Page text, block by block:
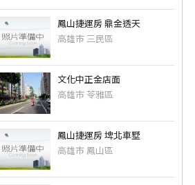
鳳山捷運房 鼎金透天
高雄市 三民區
文化中正金店面
高雄市 苓雅區
鳳山捷運房 埤北車墅
高雄市 鳳山區